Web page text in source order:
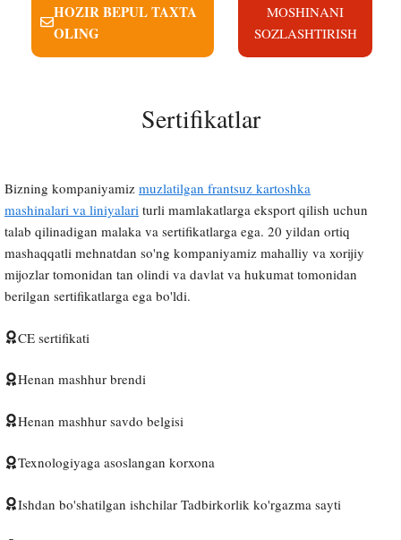
HOZIR BEPUL TAXTA
OLING
MOSHINANI
SOZLASHTIRISH
Sertifikatlar
Bizning kompaniyamiz muzlatilgan frantsuz kartoshka
mashinalari va liniyalari turli mamlakatlarga eksport qilish uchun
talab qilinadigan malaka va sertifikatlarga ega. 20 yildan ortiq
mashaqqatli mehnatdan so'ng kompaniyamiz mahalliy va xorijiy
mijozlar tomonidan tan olindi va davlat va hukumat tomonidan
berilgan sertifikatlarga ega bo'ldi.
CE sertifikati
Henan mashhur brendi
Henan mashhur savdo belgisi
Texnologiyaga asoslangan korxona
Ishdan bo'shatilgan ishchilar Tadbirkorlik ko'rgazma sayti